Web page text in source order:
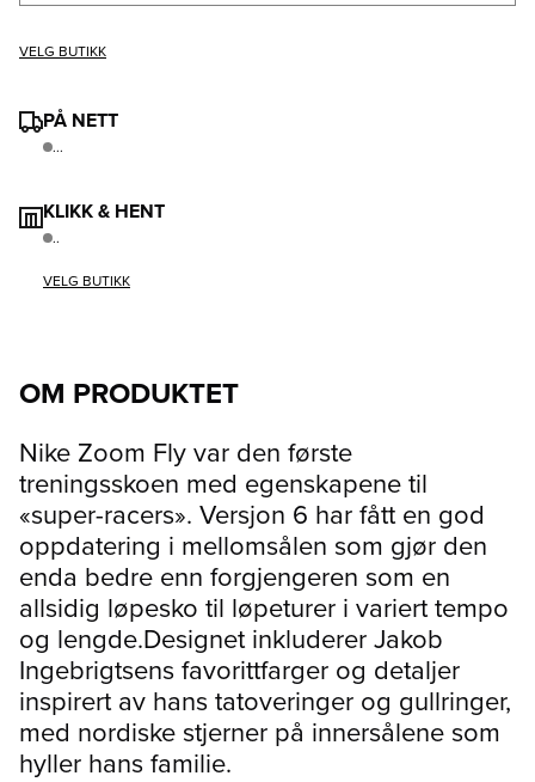
VELG BUTIKK
PÅ NETT
...
KLIKK & HENT
..
VELG BUTIKK
OM PRODUKTET
Nike Zoom Fly var den første
treningsskoen med egenskapene til
«super-racers». Versjon 6 har fått en god
oppdatering i mellomsålen som gjør den
enda bedre enn forgjengeren som en
allsidig løpesko til løpeturer i variert tempo
og lengde.Designet inkluderer Jakob
Ingebrigtsens favorittfarger og detaljer
inspirert av hans tatoveringer og gullringer,
med nordiske stjerner på innersålene som
hyller hans familie.